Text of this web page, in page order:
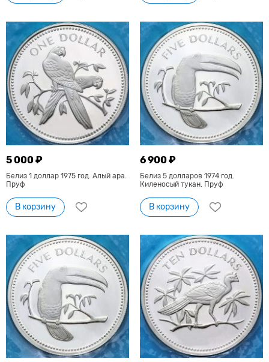
5 000 ₽
Белиз 1 доллар 1975 год. Алый ара.
Пруф
В корзину
6 900 ₽
Белиз 5 долларов 1974 год.
Киленосый тукан. Пруф
В корзину